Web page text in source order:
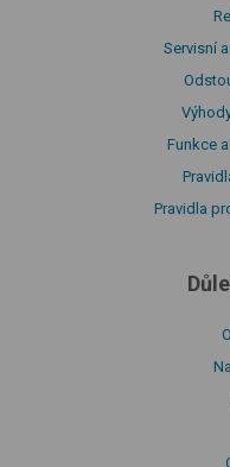
Servisní
Funkce
Pravidla